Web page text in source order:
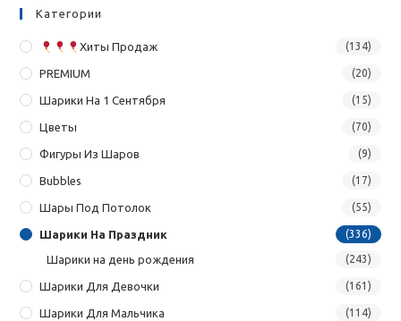
Категории
Хиты Продаж (134)
PREMIUM (20)
Шарики На 1 Сентября (15)
Цветы (70)
Фигуры Из Шаров (9)
Bubbles (17)
Шары Под Потолок (55)
Шарики На Праздник (336)
Шарики на день рождения (243)
Шарики Для Девочки (161)
Шарики Для Мальчика (114)